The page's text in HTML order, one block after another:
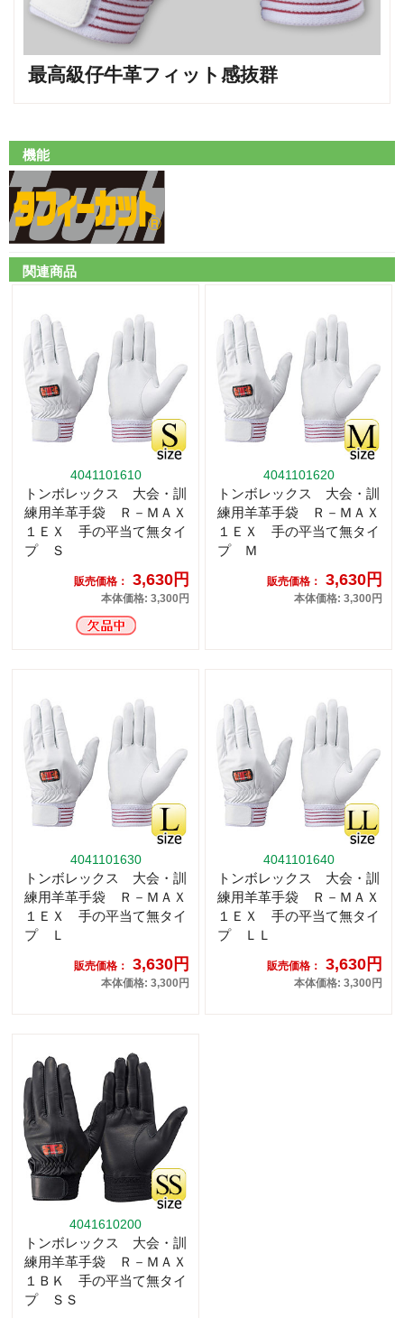
最高級仔牛革フィット感抜群
機能
関連商品
4041101610
トンボレックス 大会・訓
練用羊革手袋 Ｒ－ＭＡＸ
１ＥＸ 手の平当て無タイ
プ Ｓ
販売価格： 3,630円
本体価格: 3,300円
4041101620
トンボレックス 大会・訓
練用羊革手袋 Ｒ－ＭＡＸ
１ＥＸ 手の平当て無タイ
プ Ｍ
販売価格： 3,630円
本体価格: 3,300円
4041101630
トンボレックス 大会・訓
練用羊革手袋 Ｒ－ＭＡＸ
１ＥＸ 手の平当て無タイ
プ Ｌ
販売価格： 3,630円
本体価格: 3,300円
4041101640
トンボレックス 大会・訓
練用羊革手袋 Ｒ－ＭＡＸ
１ＥＸ 手の平当て無タイ
プ ＬＬ
販売価格： 3,630円
本体価格: 3,300円
4041610200
トンボレックス 大会・訓
練用羊革手袋 Ｒ－ＭＡＸ
１ＢＫ 手の平当て無タイ
プ ＳＳ